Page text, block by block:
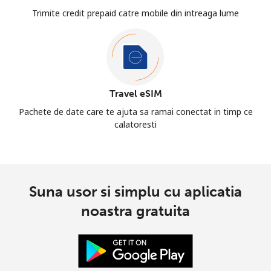
Trimite credit prepaid catre mobile din intreaga lume
Travel eSIM
Pachete de date care te ajuta sa ramai conectat in timp ce
calatoresti
Suna usor si simplu cu aplicatia
noastra gratuita